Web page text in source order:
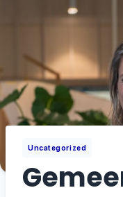
Uncategorized